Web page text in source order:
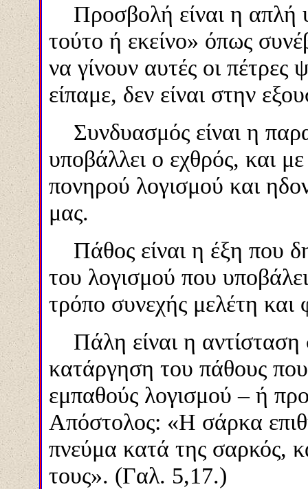
Προσβολή είναι η απλή
τούτο ή εκείνο» όπως
να γίνουν αυτές οι
είπαμε, δεν είναι στην
Συνδυασμός είναι η
υποβάλλει ο εχθρός, και
πονηρού λογισμού και
μας.
Πάθος είναι η έξη που
του λογισμού που
τρόπο συνεχής μελέτη και
Πάλη είναι η αντίσταση
κατάργηση του πάθους
εμπαθούς λογισμού – ή
Απόστολος: «Η σάρκα
πνεύμα κατά της σαρκός,
τους». (Γαλ. 5,17.)